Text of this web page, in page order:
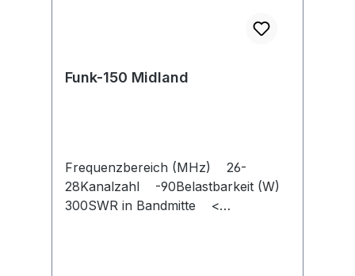
Funk-150 Midland
Frequenzbereich (MHz) 26-
28Kanalzahl -90Belastbarkeit (W)
300SWR in Bandmitte <